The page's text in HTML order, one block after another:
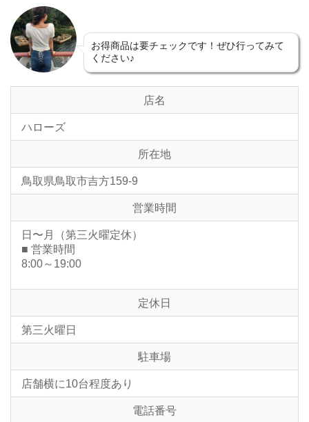
お得商品は要チェックです！ぜひ行ってみて
ください♪
店名
ハローズ
所在地
鳥取県鳥取市吉方159-9
営業時間
日〜月（第三火曜定休）
■ 営業時間
8:00～19:00
定休日
第三火曜日
駐車場
店舗横に10台程度あり
電話番号